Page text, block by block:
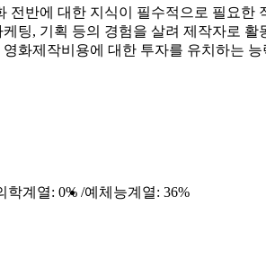
반에 대한 지식이 필수적으로 필요한
팅, 기획 등의 경험을 살려 제작자로
화제작비용에 대한 투자를 유치하는
학계열: 0% 예체능계열: 36%